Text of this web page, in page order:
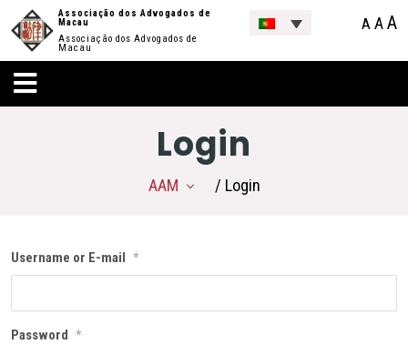
Associação dos Advogados de
Macau
Associação dos Advogados de
Macau
A AA
Login
AAM / Login
Username or E-mail *
Password *